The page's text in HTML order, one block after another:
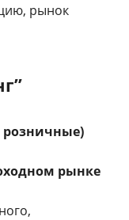
рынок
розничные)
рынке